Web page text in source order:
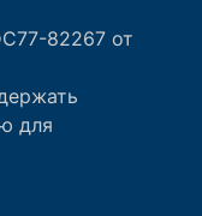
82267 от
для